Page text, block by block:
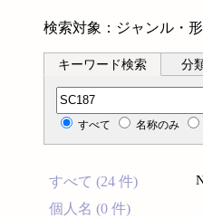
検索対象：ジャンル・
キーワード検索 分
分類記号検索
すべて 名称のみ
すべて (24 件)
個人名 (0 件)